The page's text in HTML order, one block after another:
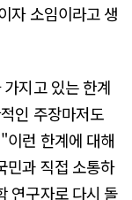
자 소임이라고 생
지고 있는 한계
인 주장마저도
이런 한계에 대해
민과 직접 소통하
연구자로 다시 돌